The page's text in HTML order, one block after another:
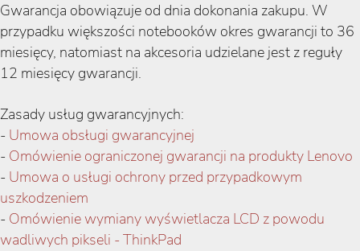
Gwarancja obowiązuje od dnia dokonania zakupu. W
przypadku większości notebooków okres gwarancji to 36
miesięcy, natomiast na akcesoria udzielane jest z reguły
12 miesięcy gwarancji.
Zasady usług gwarancyjnych:
- Umowa obsługi gwarancyjnej
- Omówienie ograniczonej gwarancji na produkty Lenovo
- Umowa o usługi ochrony przed przypadkowym
uszkodzeniem
- Omówienie wymiany wyświetlacza LCD z powodu
wadliwych pikseli - ThinkPad